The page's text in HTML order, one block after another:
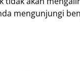
mengunjungi